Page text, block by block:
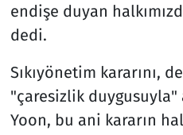
endişe duyan
dedi.
Sıkıyönetim kararını,
"çaresizlik duygusuyla"
Yoon, bu ani kararın